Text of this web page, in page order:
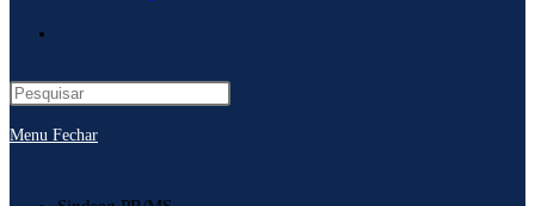
pesquisa
do
site
Menu Fechar